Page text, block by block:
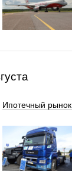
Ипотечный